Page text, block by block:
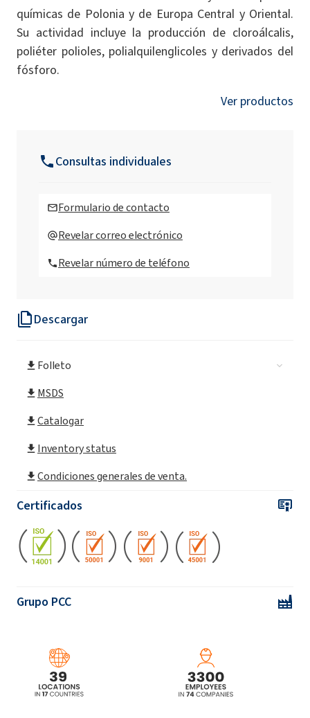
Descargar
Folleto
MSDS
Catalogar
Inventory status
Condiciones generales de venta.
Certificados
Grupo PCC
químicas de Polonia y de Europa Central y Oriental.
Su actividad incluye la producción de cloroálcalis,
poliéter polioles, polialquilenglicoles y derivados del
fósforo.
Ver productos
Consultas individuales
Formulario de contacto
Revelar correo electrónico
Revelar número de teléfono